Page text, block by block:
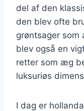
del af den
den blev ofte
grøntsager som
blev også en
retter som æg
luksuriøs
I dag er